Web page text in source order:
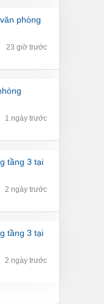
23 giờ trước
1 ngày trước
2 ngày trước
2 ngày trước